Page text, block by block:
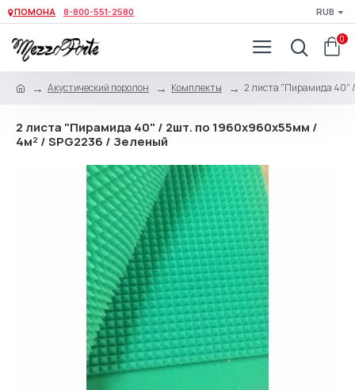
ПОМОНА 8-800-551-2580 RUB
0
Акустический поролон Комплекты 2 листа "Пирамида 40"
2 листа "Пирамида 40" / 2шт. по 1960х960х55мм /
4м² / SPG2236 / Зеленый